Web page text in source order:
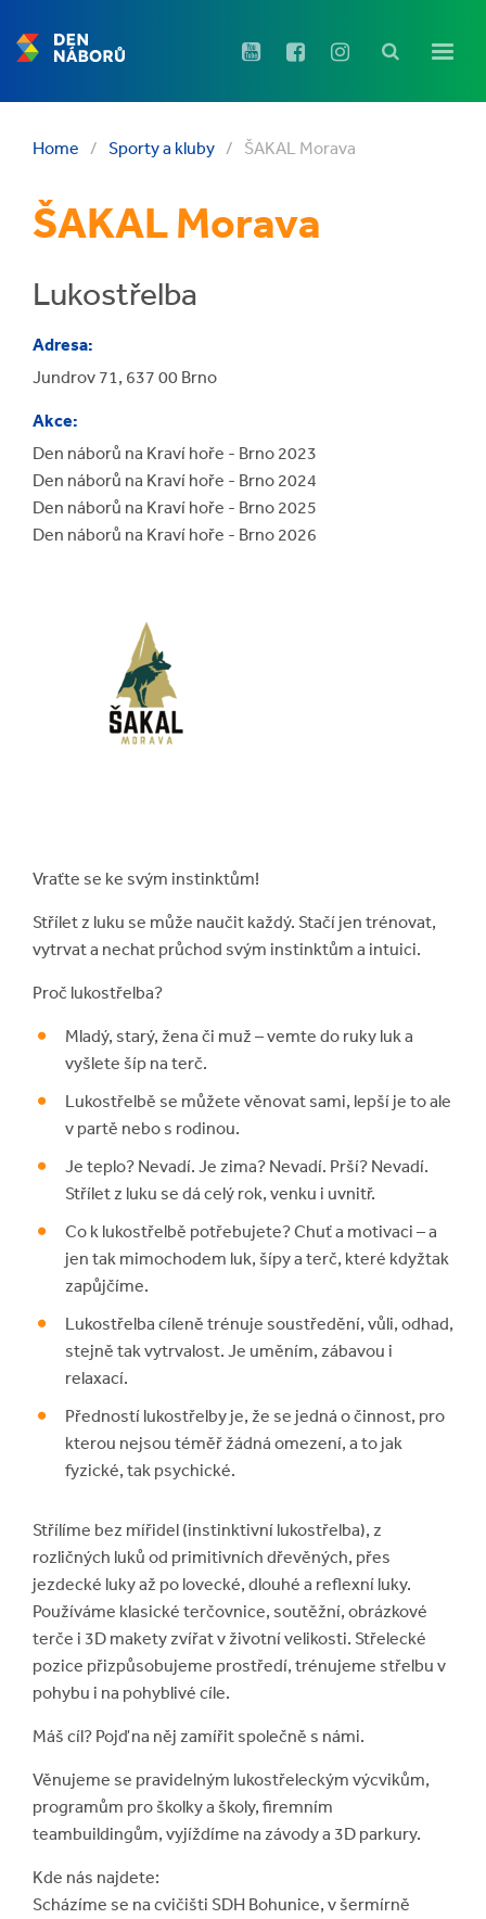
Home / Sporty a kluby / ŠAKAL Morava
ŠAKAL Morava
Lukostřelba
Adresa:
Jundrov 71, 637 00 Brno
Akce:
Den náborů na Kraví hoře - Brno 2023
Den náborů na Kraví hoře - Brno 2024
Den náborů na Kraví hoře - Brno 2025
Den náborů na Kraví hoře - Brno 2026
Vraťte se ke svým instinktům!
Střílet z luku se může naučit každý. Stačí jen trénovat,
vytrvat a nechat průchod svým instinktům a intuici.
Proč lukostřelba?
Mladý, starý, žena či muž – vemte do ruky luk a
vyšlete šíp na terč.
Lukostřelbě se můžete věnovat sami, lepší je to ale
v partě nebo s rodinou.
Je teplo? Nevadí. Je zima? Nevadí. Prší? Nevadí.
Střílet z luku se dá celý rok, venku i uvnitř.
Co k lukostřelbě potřebujete? Chuť a motivaci – a
jen tak mimochodem luk, šípy a terč, které kdyžtak
zapůjčíme.
Lukostřelba cíleně trénuje soustředění, vůli, odhad,
stejně tak vytrvalost. Je uměním, zábavou i
relaxací.
Předností lukostřelby je, že se jedná o činnost, pro
kterou nejsou téměř žádná omezení, a to jak
fyzické, tak psychické.
Střílíme bez mířidel (instinktivní lukostřelba), z
rozličných luků od primitivních dřevěných, přes
jezdecké luky až po lovecké, dlouhé a reflexní luky.
Používáme klasické terčovnice, soutěžní, obrázkové
terče i 3D makety zvířat v životní velikosti. Střelecké
pozice přizpůsobujeme prostředí, trénujeme střelbu v
pohybu i na pohyblivé cíle.
Máš cíl? Pojď na něj zamířit společně s námi.
Věnujeme se pravidelným lukostřeleckým výcvikům,
programům pro školky a školy, firemním
teambuildingům, vyjíždíme na závody a 3D parkury.
Kde nás najdete:
Scházíme se na cvičišti SDH Bohunice, v šermírně